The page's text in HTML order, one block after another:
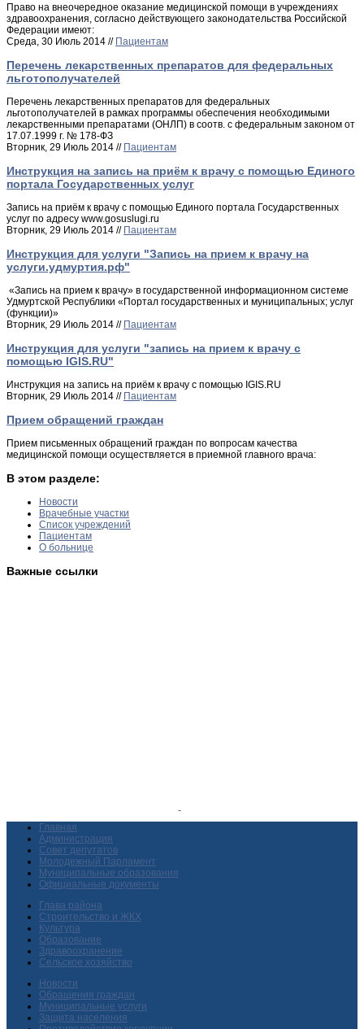
Право на внеочередное оказание медицинской помощи в учреждениях
здравоохранения, согласно действующего законодательства Российской
Федерации имеют:
Среда, 30 Июль 2014 // Пациентам
Перечень лекарственных препаратов для федеральных
льготополучателей
Перечень лекарственных препаратов для федеральных
льготополучателей в рамках программы обеспечения необходимыми
лекарственными препаратами (ОНЛП) в соотв. с федеральным законом от
17.07.1999 г. № 178-ФЗ
Вторник, 29 Июль 2014 // Пациентам
Инструкция на запись на приём к врачу с помощью Единого
портала Государственных услуг
Запись на приём к врачу с помощью Единого портала Государственных
услуг по адресу www.gosuslugi.ru
Вторник, 29 Июль 2014 // Пациентам
Инструкция для услуги "Запись на прием к врачу на
услуги.удмуртия.рф"
«Запись на прием к врачу» в государственной информационном системе
Удмуртской Республики «Портал государственных и муниципальных; услуг
(функции)»
Вторник, 29 Июль 2014 // Пациентам
Инструкция для услуги "запись на прием к врачу с
помощью IGIS.RU"
Инструкция на запись на приём к врачу с помощью IGIS.RU
Вторник, 29 Июль 2014 // Пациентам
Прием обращений граждан
Прием письменных обращений граждан по вопросам качества
медицинской помощи осуществляется в приемной главного врача:
В этом разделе:
Новости
Врачебные участки
Список учреждений
Пациентам
О больнице
Важные ссылки
Главная
Администрация
Совет депутатов
Молодежный Парламент
Муниципальные образования
Официальные документы
Глава района
Строительство и ЖКХ
Культура
Образование
Здравоохранение
Сельское хозяйство
Новости
Обращения граждан
Муниципальные услуги
Защита населения